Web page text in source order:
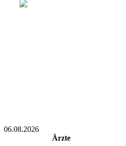
06.08.2026
Ärzte